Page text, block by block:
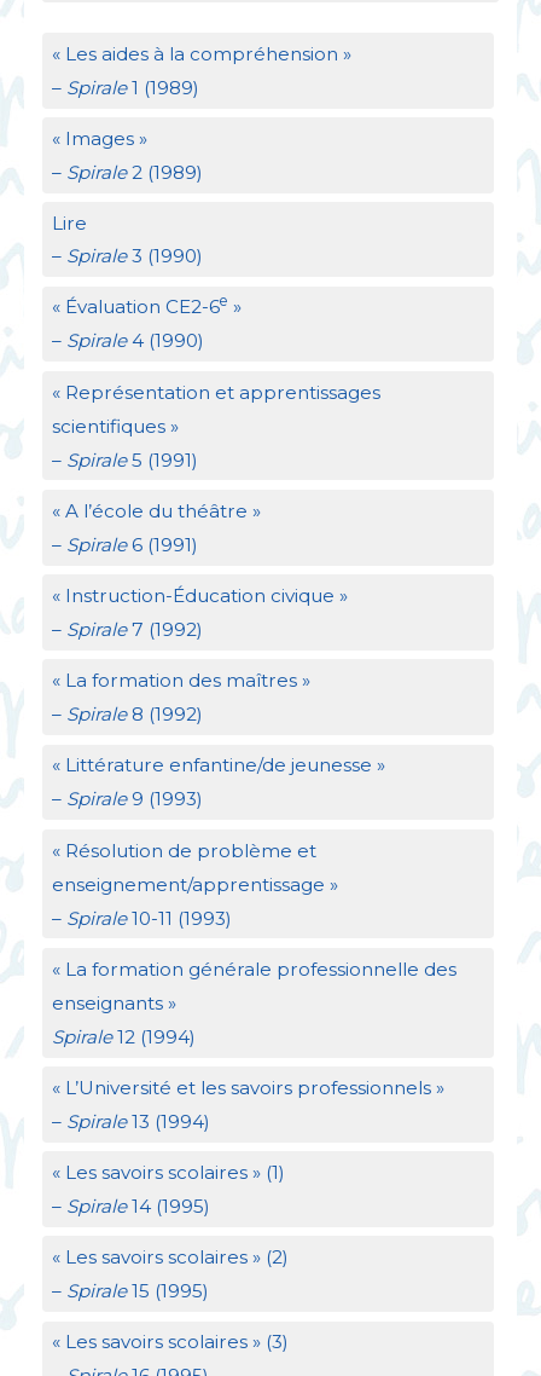
« Les aides à la compréhension »
– Spirale1 (1989)
« Images »
– Spirale2 (1989)
Lire
– Spirale3 (1990)
« Évaluation CE2-6e »
– Spirale4 (1990)
« Représentation et apprentissages
scientifiques »
– Spirale5 (1991)
« A l’école du théâtre »
– Spirale6 (1991)
« Instruction-Éducation civique »
– Spirale7 (1992)
« La formation des maîtres »
– Spirale8 (1992)
« Littérature enfantine/de jeunesse »
– Spirale9 (1993)
« Résolution de problème et
enseignement/apprentissage »
– Spirale10-11 (1993)
« La formation générale professionnelle des
enseignants »
Spirale12 (1994)
« L’Université et les savoirs professionnels »
– Spirale13 (1994)
« Les savoirs scolaires » (1)
– Spirale14 (1995)
« Les savoirs scolaires » (2)
– Spirale15 (1995)
« Les savoirs scolaires » (3)